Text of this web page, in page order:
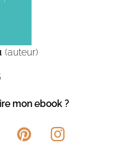
(auteur)
mon ebook ?